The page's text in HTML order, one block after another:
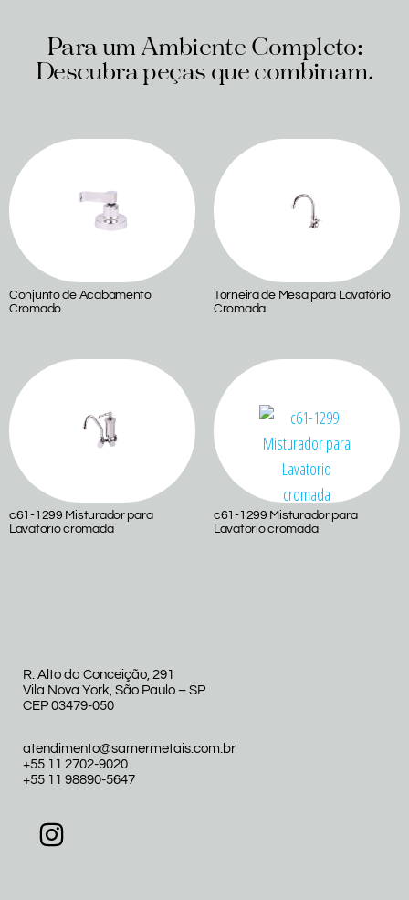
Para um Ambiente Completo:
Descubra peças que combinam.
Conjunto de Acabamento
Cromado
Torneira de Mesa para Lavatório
Cromada
c61-1299 Misturador para
Lavatorio cromada
c61-1299 Misturador para
Lavatorio cromada
R. Alto da Conceição, 291
Vila Nova York, São Paulo – SP
CEP 03479-050
atendimento@samermetais.com.br
+55 11 2702-9020
+55 11 98890-5647